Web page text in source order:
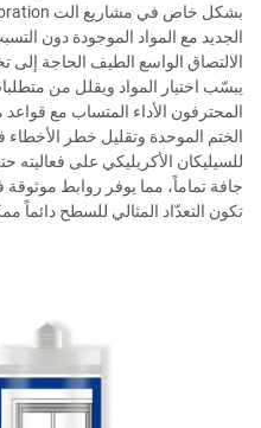
الجديد مع المواد الموجودة دون
الالتصاق الواسع الطيف الحاجة إلى
يبسّب اختيار المواد ويقلل من
المحترفون الأداء المتساب مع
الختم الموحدة وتقليل خطر الأخطاء
للسيليكان الأكريليكي على فعاليته
جافة تماماً، مما يوفر روابط
تكون التعدّاد المثالي للسطح دائماً